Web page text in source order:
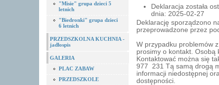
"Misie" grupa dzieci 5
letnich
"Biedronki" grupa dzieci
6 letnich
PRZEDSZKOLNA KUCHNIA -
jadłospis
GALERIA
PLAC ZABAW
PRZEDSZKOLE
Deklaracja została
dnia: 2025-02-27
Deklarację sporządzono
przeprowadzone przez
W przypadku problemów
prosimy o kontakt.
Kontaktować można się
977 231 Tą samą drogą
informacji niedostępnej
dostępności.